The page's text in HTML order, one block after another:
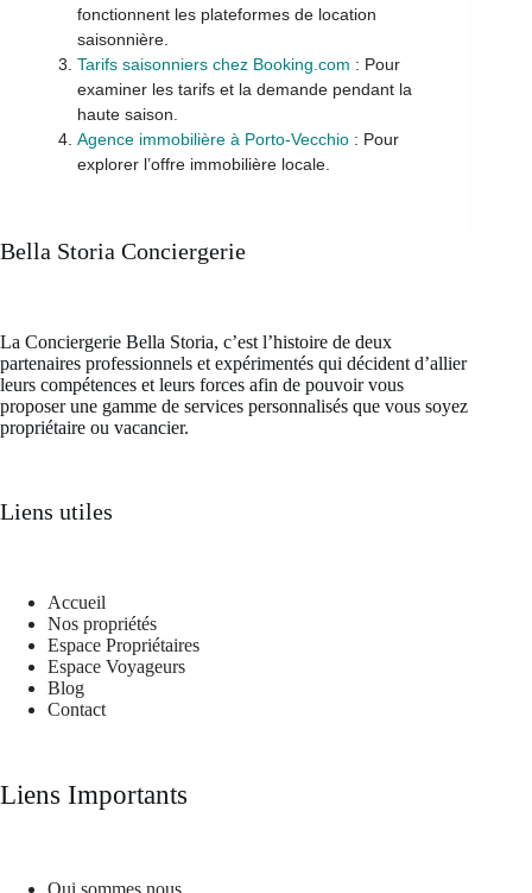
fonctionnent les plateformes de location
saisonnière.
Tarifs saisonniers chez Booking.com : Pour
examiner les tarifs et la demande pendant la
haute saison.
Agence immobilière à Porto-Vecchio : Pour
explorer l’offre immobilière locale.
Bella Storia Conciergerie
La Conciergerie Bella Storia, c’est l’histoire de deux
partenaires professionnels et expérimentés qui décident d’allier
leurs compétences et leurs forces afin de pouvoir vous
proposer une gamme de services personnalisés que vous soyez
propriétaire ou vacancier.
Liens utiles
Accueil
Nos propriétés
Espace Propriétaires
Espace Voyageurs
Blog
Contact
Liens Importants
Qui sommes nous